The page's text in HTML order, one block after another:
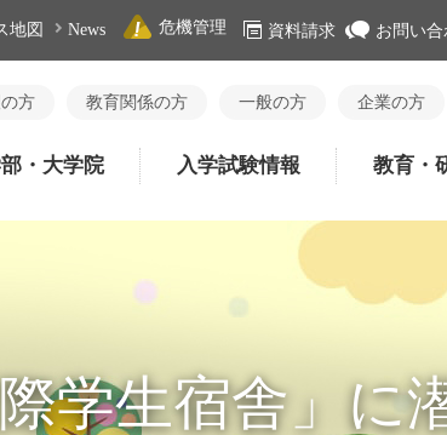
地図 News 危機管理 資料請求 お問い
方 教育関係の方 一般の方 企業の方
・大学院 入学試験情報 教育・
際学生宿舎」に